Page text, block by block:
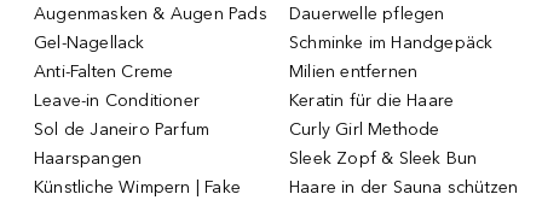
Augenmasken & Augen Pads
Gel-Nagellack
Anti-Falten Creme
Leave-in Conditioner
Sol de Janeiro Parfum
Haarspangen
Künstliche Wimpern | Fake
Dauerwelle pflegen
Schminke im Handgepäck
Milien entfernen
Keratin für die Haare
Curly Girl Methode
Sleek Zopf & Sleek Bun
Haare in der Sauna schützen